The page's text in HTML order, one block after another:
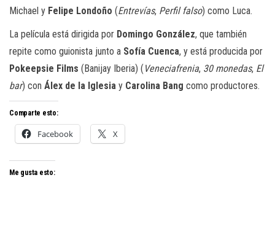
Michael y Felipe Londoño (Entrevías, Perfil falso) como Luca.
La película está dirigida por Domingo González, que también
repite como guionista junto a Sofía Cuenca, y está producida por
Pokeepsie Films (Banijay Iberia) (Veneciafrenia, 30 monedas, El
bar) con Álex de la Iglesia y Carolina Bang como productores.
Comparte esto:
Facebook X
Me gusta esto: